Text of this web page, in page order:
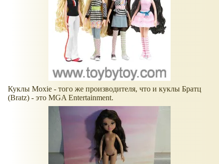
Куклы Moxie - того же производителя, что и куклы Братц
(Bratz) - это MGA Entertainment.